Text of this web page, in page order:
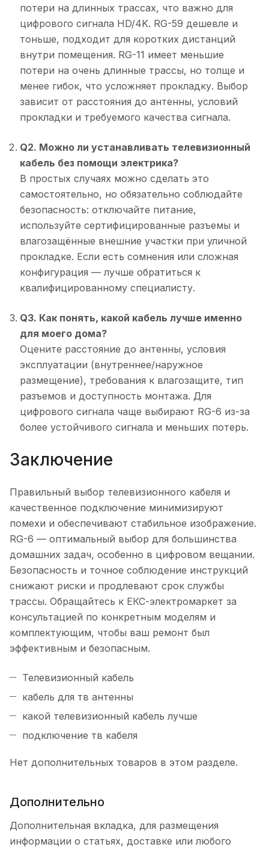
потери на длинных трассах, что важно для
цифрового сигнала HD/4K. RG-59 дешевле и
тоньше, подходит для коротких дистанций
внутри помещения. RG-11 имеет меньшие
потери на очень длинные трассы, но толще и
менее гибок, что усложняет прокладку. Выбор
зависит от расстояния до антенны, условий
прокладки и требуемого качества сигнала.
Q2. Можно ли устанавливать телевизионный
кабель без помощи электрика?
В простых случаях можно сделать это
самостоятельно, но обязательно соблюдайте
безопасность: отключайте питание,
используйте сертифицированные разъемы и
влагозащённые внешние участки при уличной
прокладке. Если есть сомнения или сложная
конфигурация — лучше обратиться к
квалифицированному специалисту.
Q3. Как понять, какой кабель лучше именно
для моего дома?
Оцените расстояние до антенны, условия
эксплуатации (внутреннее/наружное
размещение), требования к влагозащите, тип
разъемов и доступность монтажа. Для
цифрового сигнала чаще выбирают RG-6 из-за
более устойчивого сигнала и меньших потерь.
Заключение
Правильный выбор телевизионного кабеля и
качественное подключение минимизируют
помехи и обеспечивают стабильное изображение.
RG-6 — оптимальный выбор для большинства
домашних задач, особенно в цифровом вещании.
Безопасность и точное соблюдение инструкций
снижают риски и продлевают срок службы
трассы. Обращайтесь к ЕКС-электромаркет за
консультацией по конкретным моделям и
комплектующим, чтобы ваш ремонт был
эффективным и безопасным.
Телевизионный кабель
кабель для тв антенны
какой телевизионный кабель лучше
подключение тв кабеля
Нет дополнительных товаров в этом разделе.
Дополнительно
Дополнительная вкладка, для размещения
информации о статьях, доставке или любого